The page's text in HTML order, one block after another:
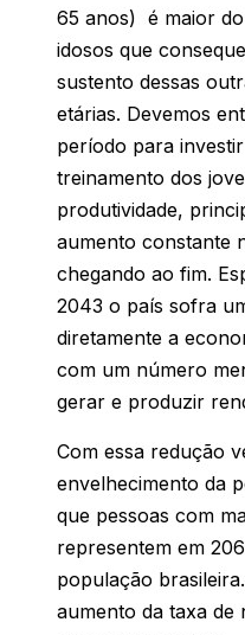
65 anos) é maior
idosos que
sustento dessas
etárias. Devemos
período para
treinamento dos
produtividade,
aumento constante
chegando ao fim.
2043 o país sofra
diretamente a
com um número
gerar e produzir
Com essa redução
envelhecimento da
que pessoas com
representem em
população
aumento da taxa de